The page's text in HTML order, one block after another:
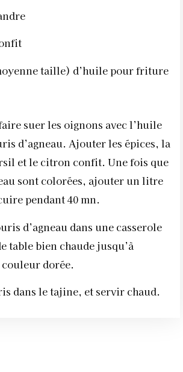
taille) d’huile pour friture
suer les oignons avec l’huile
d’agneau. Ajouter les épices, la
et le citron confit. Une fois que
sont colorées, ajouter un litre
pendant 40 mn.
d’agneau dans une casserole
table bien chaude jusqu’à
dorée.
dans le tajine, et servir chaud.